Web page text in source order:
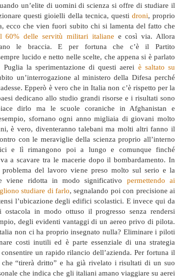
un’elite di uomini di scienza si offre di studiare il
questi gioielli della tecnica, questi droni, proprio
ecco che vien fuori subito chi si lamenta del fatto che
60% delle servitù militari italiane e così via. Allora
le braccia. E per fortuna che c’è il Partito
lucido e netto nelle scelte, che appena si è parlato
la sperimentazione di questi aerei è saltato su
un’interrogazione al ministero della Difesa perché
Epperò è vero che in Italia non c’è rispetto per la
dedicano allo studio grandi risorse e i risultati sono
dirlo ma le scuole coraniche in Afghanistan e
sfornano ogni anno migliaia di giovani molto
è vero, diventeranno talebani ma molti altri fanno il
con le meraviglie della scienza proprio all’interno
e lì rimangono poi a lungo e comunque finché
a scavare tra le macerie dopo il bombardamento. In
del lavoro viene preso molto sul serio e la
viene ridotta in modo significativo permettendo ai
studiare di farlo, segnalando poi con precisione ai
l’ubicazione degli edifici scolastici. E invece qui da
in modo ottuso il progresso senza rendersi
degli evidenti vantaggi di un aereo privo di pilota.
non ci ha proprio insegnato nulla? Eliminare i piloti
costi inutili ed è parte essenziale di una strategia
un rapido rilancio dell’azienda. Per fortuna il
“tirerà dritto” e ha già rivelato i risultati di un suo
che indica che gli italiani amano viaggiare su aerei